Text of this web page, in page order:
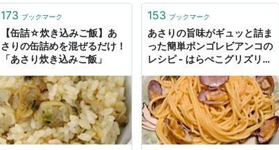
173 ブックマーク
【缶詰☆炊き込みご飯】あ
さりの缶詰めを混ぜるだけ！
「あさり炊き込みご飯」
153 ブックマーク
あさりの旨味がギュッと詰ま
った簡単ボンゴレビアンコの
レシピ - はらぺこグリズリー